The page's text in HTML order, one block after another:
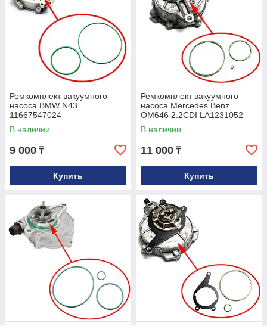
Ремкомплект вакуумного
насоса BMW N43
11667547024
В наличии
9 000 ₸
Купить
Ремкомплект вакуумного
насоса Mercedes Benz
OM646 2.2CDI LA1231052
A6462300165
В наличии
11 000 ₸
Купить